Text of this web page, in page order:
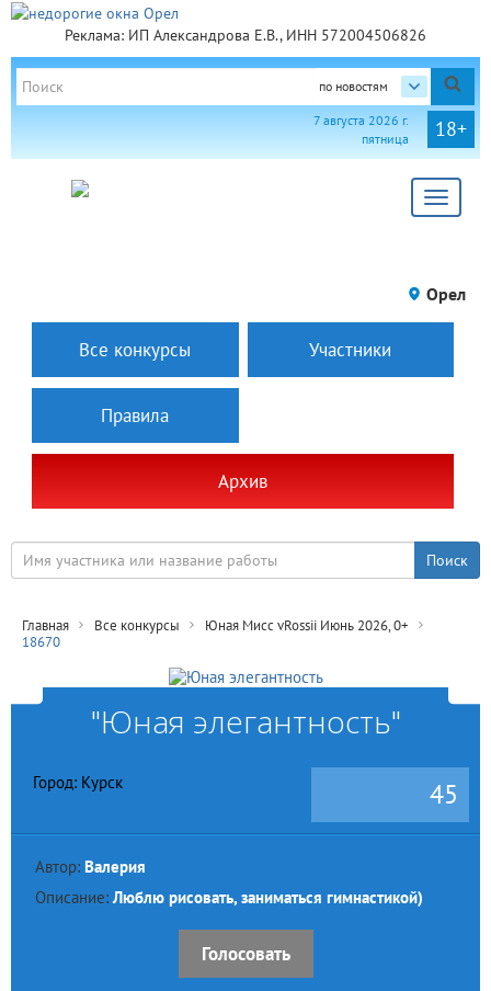
Реклама: ИП Александрова Е.В., ИНН 572004506826
по новостям
18+
7 августа 2026 г.
пятница
Toggle
Орел
Все конкурсы Участники
Правила
Архив
Главная Все конкурсы
Юная Мисс vRossii Июнь 2026, 0+
18670
"Юная элегантность"
Город: Курск 45
Автор: Валерия
Описание: Люблю рисовать, заниматься гимнастикой)
Голосовать